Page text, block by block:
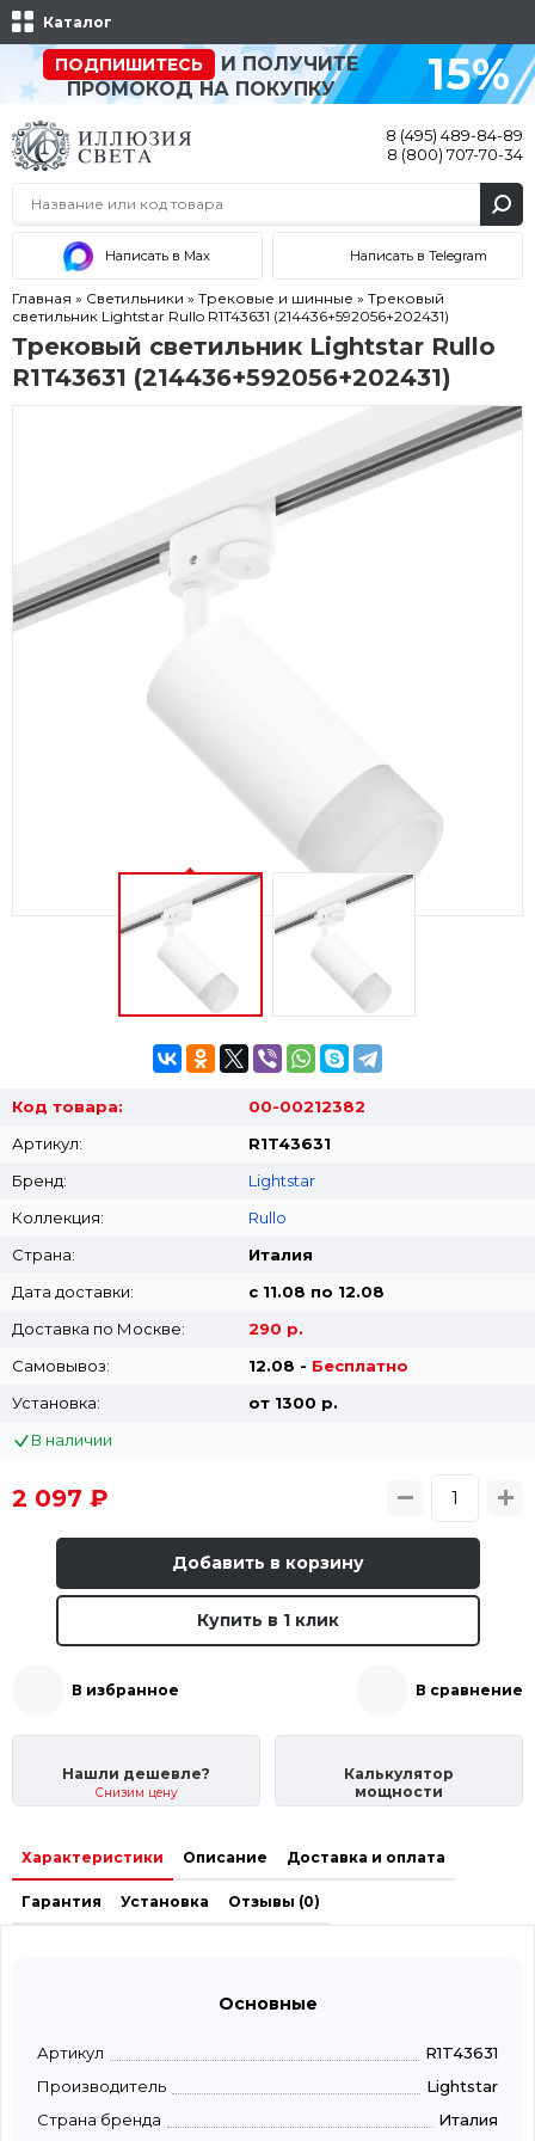
Каталог
ПОДПИШИТЕСЬ
И ПОЛУЧИТЕ
ПРОМОКОД НА ПОКУПКУ
15%
8 (495) 489-84-89
8 (800) 707-70-34
Написать в Max Написать в Telegram
Главная » Светильники » Трековые и шинные » Трековый
светильник Lightstar Rullo R1T43631 (214436+592056+202431)
Трековый светильник Lightstar Rullo
R1T43631 (214436+592056+202431)
Код товара:
00-00212382
Артикул:
R1T43631
Бренд:
Lightstar
Коллекция:
Rullo
Страна:
Италия
Дата доставки:
с 11.08 по 12.08
Доставка по Москве:
290 р.
Самовывоз:
12.08 - Бесплатно
Установка:
от 1300 p.
В наличии
2 097 ₽
Добавить в корзину
Купить в 1 клик
В избранное В сравнение
Нашли дешевле?
Снизим цену
Калькулятор
мощности
Характеристики Описание Доставка и оплата
Гарантия Установка Отзывы (0)
Основные
Артикул
R1T43631
Производитель
Lightstar
Страна бренда
Италия